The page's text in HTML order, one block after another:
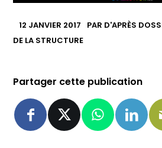
12 JANVIER 2017 PAR D'APRÈS
DE LA STRUCTURE
Partager cette publication